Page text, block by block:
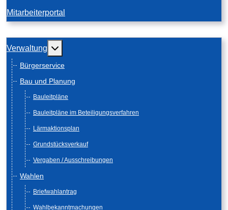
Mitarbeiterportal
Verwaltung Weitere Informationen: Verwaltung
Bürgerservice
Bau und Planung
Bauleitpläne
Bauleitpläne im Beteiligungsverfahren
Lärmaktionsplan
Grundstücksverkauf
Vergaben / Ausschreibungen
Wahlen
Briefwahlantrag
Wahlbekanntmachungen